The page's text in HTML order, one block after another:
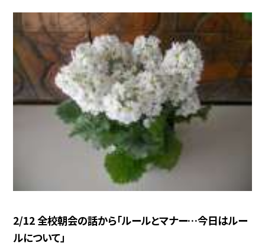
2/12 全校朝会の話から「ルールとマナー…今日はルー
ルについて」